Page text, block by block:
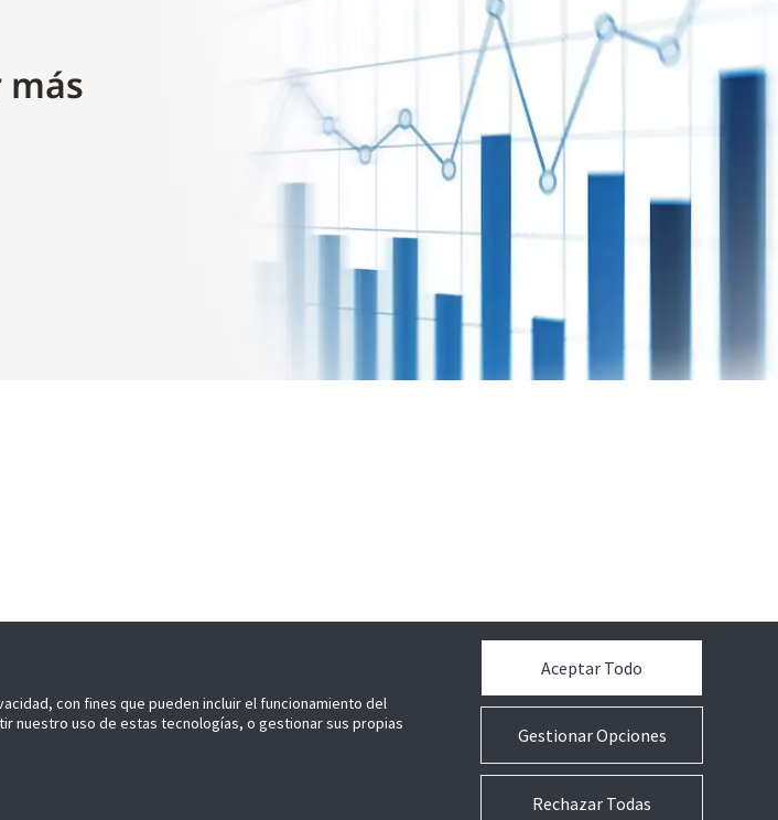
más
con fines que pueden incluir el funcionamiento del
nuestro uso de estas tecnologías, o gestionar sus propias
Gestionar Opciones
Aceptar Todo
Rechazar Todas